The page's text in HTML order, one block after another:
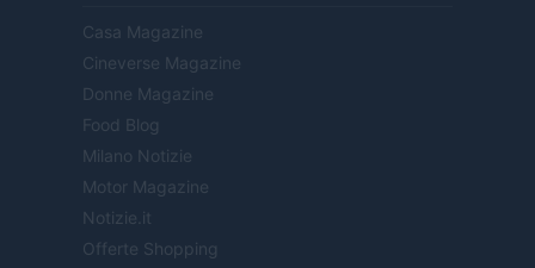
Casa Magazine
Cineverse Magazine
Donne Magazine
Food Blog
Milano Notizie
Motor Magazine
Notizie.it
Offerte Shopping